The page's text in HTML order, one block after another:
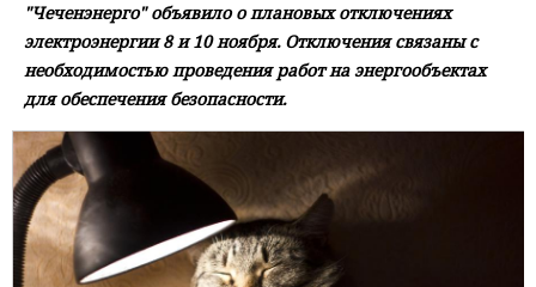
"Чеченэнерго" объявило о плановых отключениях
электроэнергии 8 и 10 ноября. Отключения связаны с
необходимостью проведения работ на энергообъектах
для обеспечения безопасности.